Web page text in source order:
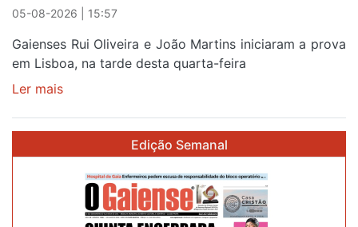
05-08-2026 | 15:57
Gaienses Rui Oliveira e João Martins iniciaram a prova
em Lisboa, na tarde desta quarta-feira
Ler mais
brilho
prata
Edição Semanal